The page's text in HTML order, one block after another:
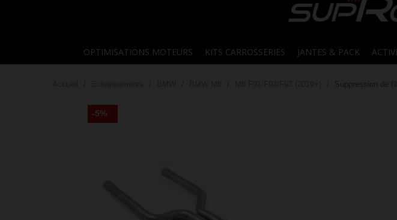
OPTIMISATIONS MOTEURS KITS CARROSSERIES JANTES & PACK
-5%